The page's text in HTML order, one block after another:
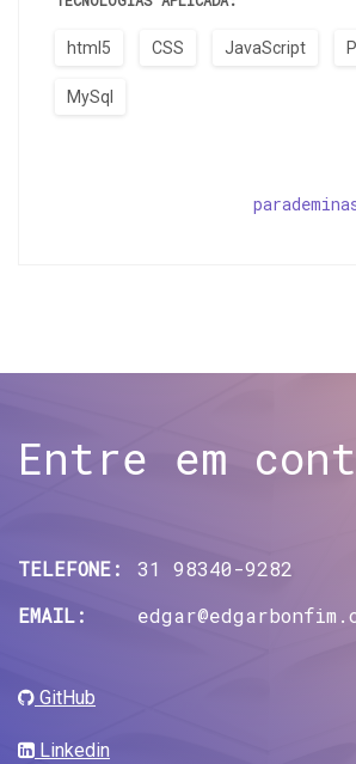
html5 CSS JavaScript
MySql
Entre em
TELEFONE:
31 98340-9282
EMAIL:
GitHub
Linkedin